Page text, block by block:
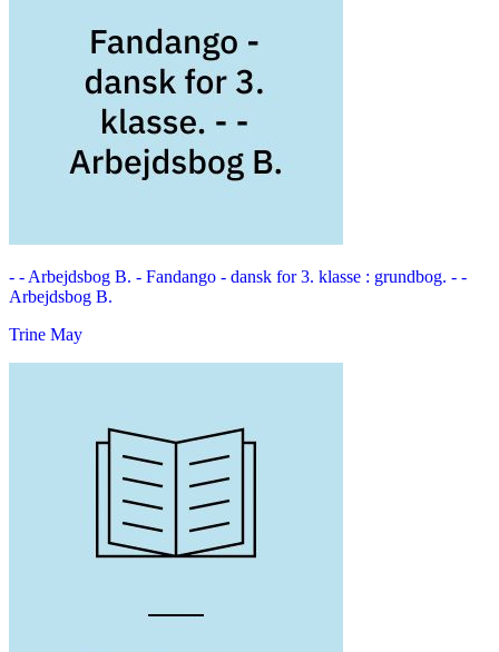
- - Arbejdsbog B. - Fandango - dansk for 3. klasse : grundbog. - -
Arbejdsbog B.
Trine May